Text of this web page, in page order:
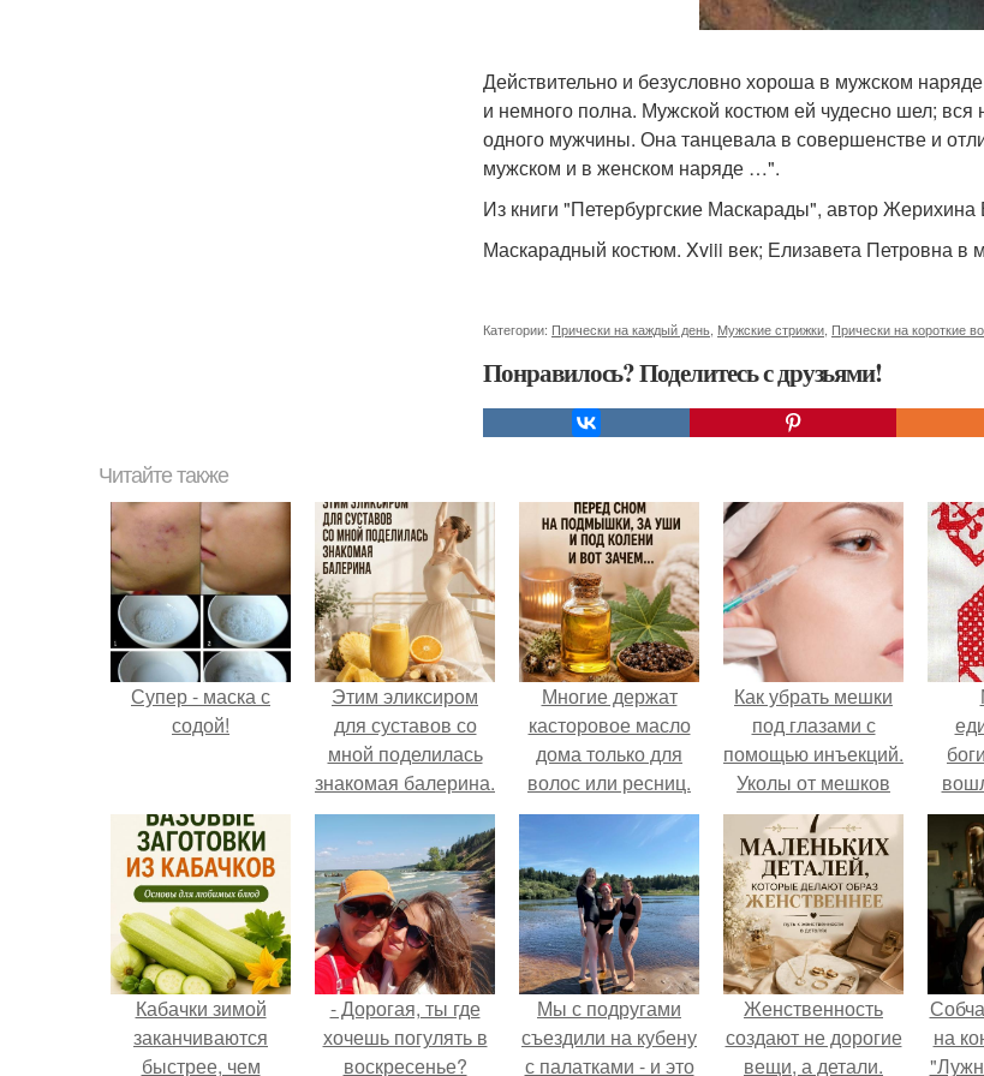
Действительно и безусловно хороша в мужском
и немного полна. Мужской костюм ей чудесно шел; вся
одного мужчины. Она танцевала в совершенстве и
мужском и в женском наряде …".
Из книги "Петербургские Маскарады", автор Жерихина
Маскарадный костюм. Xviii век; Елизавета Петровна в
Категории: Прически на каждый день Мужские стрижки Прически на короткие
Понравилось? Поделитесь с друзьями!
Читайте также
Супер - маска с
содой!
Этим эликсиром
для суставов со
мной поделилась
знакомая балерина.
Многие держат
касторовое масло
дома только для
волос или ресниц.
Как убрать мешки
под глазами с
помощью инъекций.
Уколы от мешков
под глазами
Кабачки зимой
заканчиваются
быстрее, чем
- Дорогая, ты где
хочешь погулять в
воскресенье?
Мы с подругами
съездили на кубену
с палатками - и это
Женственность
создают не дорогие
вещи, а детали.
на